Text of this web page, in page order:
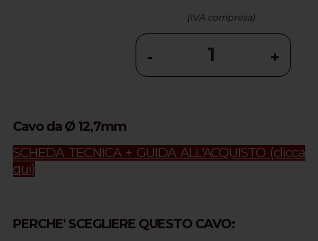
(IVA compresa)
- +
Cavo da Ø 12,7mm
SCHEDA TECNICA + GUIDA ALL'ACQUISTO (clicca
qui)
PERCHE' SCEGLIERE QUESTO CAVO: